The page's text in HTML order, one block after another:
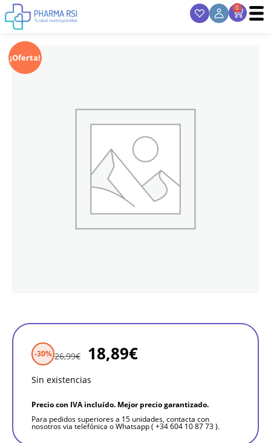
0
¡Oferta!
-30% 26,99€ 18,89€
Sin existencias
Precio con IVA incluído. Mejor precio garantizado.
Para pedidos superiores a 15 unidades, contacta con
nosotros via telefónica o Whatsapp ( +34 604 10 87 73 ).